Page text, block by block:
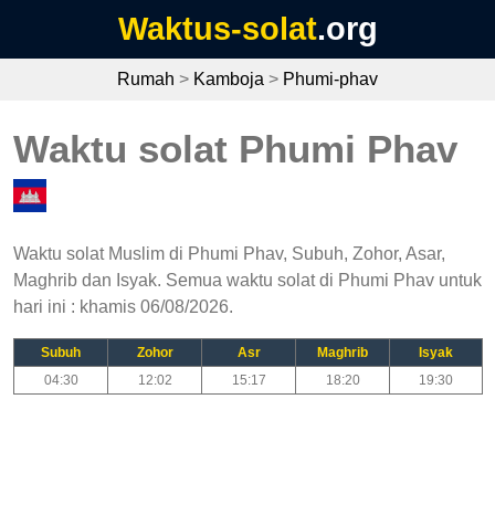
Waktus-solat.org
Rumah > Kamboja > Phumi-phav
Waktu solat Phumi Phav
Waktu solat Muslim di Phumi Phav, Subuh, Zohor, Asar,
Maghrib dan Isyak. Semua waktu solat di Phumi Phav untuk
hari ini : khamis 06/08/2026.
Subuh Zohor Asr Maghrib
Isyak
04:30
12:02 15:17 18:20 19:30